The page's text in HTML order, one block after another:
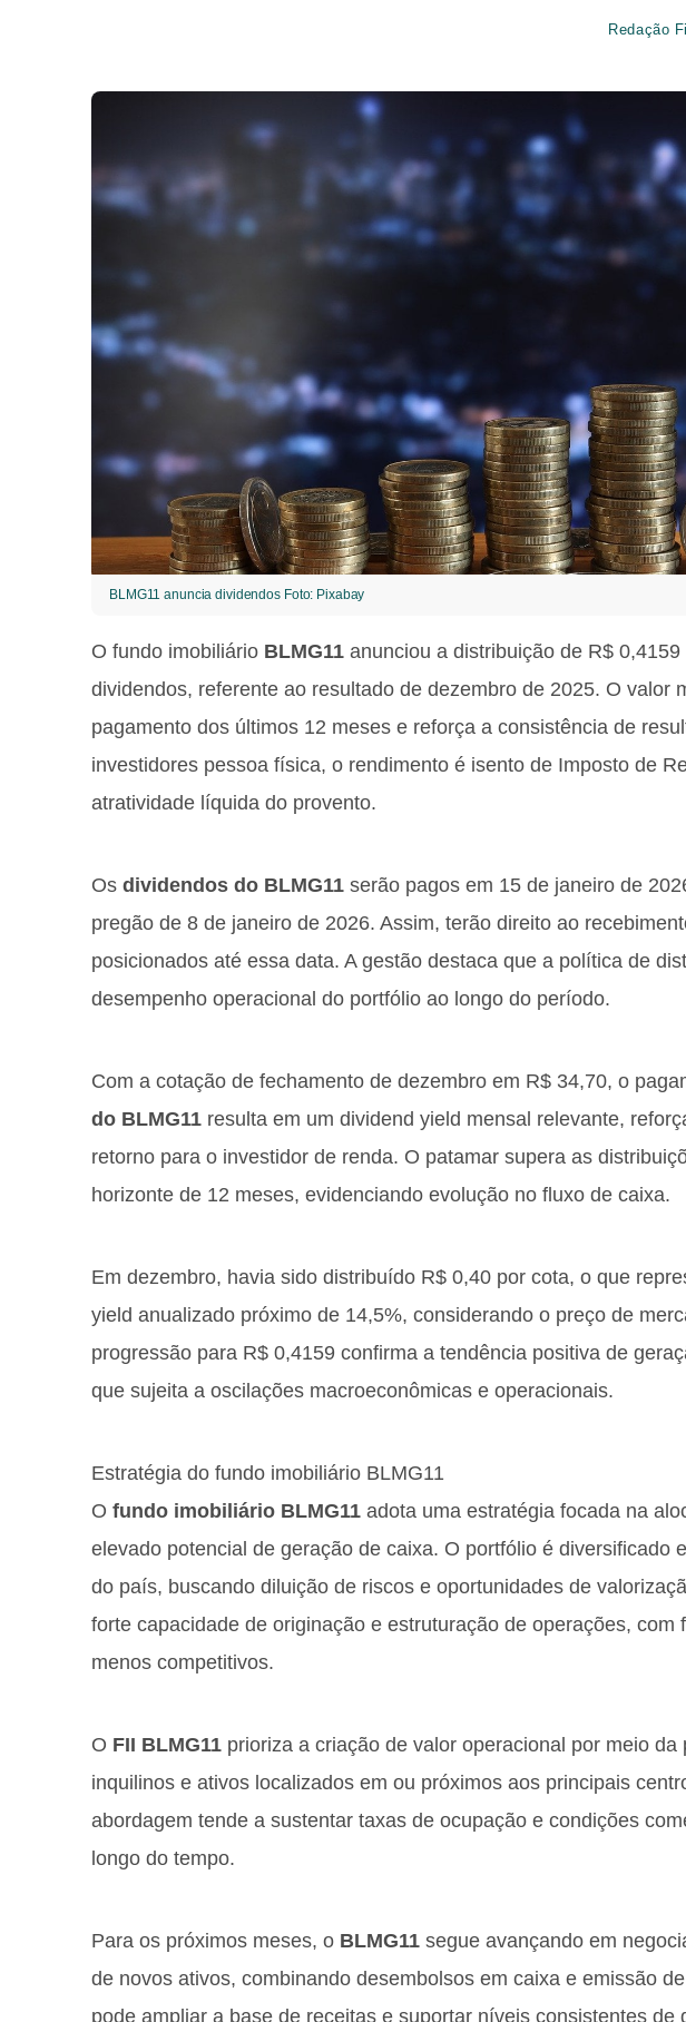
Redação
BLMG11 anuncia dividendos Foto: Pixabay
O fundo imobiliário BLMG11 anunciou a distribuição de R$ 0,4159
dividendos, referente ao resultado de dezembro de 2025. O valor
pagamento dos últimos 12 meses e reforça a consistência de
investidores pessoa física, o rendimento é isento de Imposto de
atratividade líquida do provento.
Os dividendos do BLMG11 serão pagos em 15 de janeiro de
pregão de 8 de janeiro de 2026. Assim, terão direito ao
posicionados até essa data. A gestão destaca que a política de
desempenho operacional do portfólio ao longo do período.
Com a cotação de fechamento de dezembro em R$ 34,70, o
do BLMG11 resulta em um dividend yield mensal relevante,
retorno para o investidor de renda. O patamar supera as
horizonte de 12 meses, evidenciando evolução no fluxo de caixa.
Em dezembro, havia sido distribuído R$ 0,40 por cota, o que
yield anualizado próximo de 14,5%, considerando o preço de
progressão para R$ 0,4159 confirma a tendência positiva de
que sujeita a oscilações macroeconômicas e operacionais.
Estratégia do fundo imobiliário BLMG11
O fundo imobiliário BLMG11 adota uma estratégia focada na
elevado potencial de geração de caixa. O portfólio é diversificado
do país, buscando diluição de riscos e oportunidades de
forte capacidade de originação e estruturação de operações, com
menos competitivos.
O FII BLMG11 prioriza a criação de valor operacional por meio da
inquilinos e ativos localizados em ou próximos aos principais
abordagem tende a sustentar taxas de ocupação e condições
longo do tempo.
Para os próximos meses, o BLMG11 segue avançando em
de novos ativos, combinando desembolsos em caixa e emissão
pode ampliar a base de receitas e suportar níveis consistentes de